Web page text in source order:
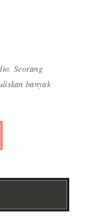
Seorang
banyak